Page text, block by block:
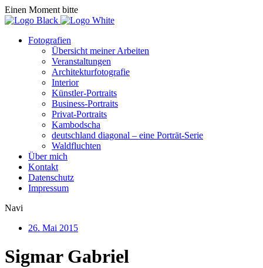
Einen Moment bitte
Fotografien
Übersicht meiner Arbeiten
Veranstaltungen
Architekturfotografie
Interior
Künstler-Portraits
Business-Portraits
Privat-Portraits
Kambodscha
deutschland diagonal – eine Porträt-Serie
Waldfluchten
Über mich
Kontakt
Datenschutz
Impressum
Navi
26. Mai 2015
Sigmar Gabriel